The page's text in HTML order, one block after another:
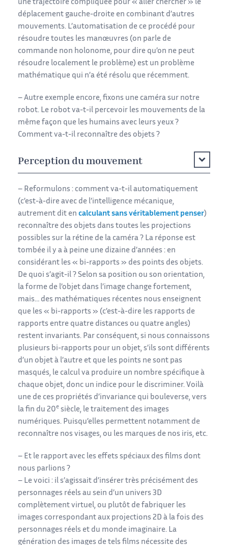
une trajectoire compliquée pour « aller chercher » le
déplacement gauche-droite en combinant d’autres
mouvements. L’automatisation de ce procédé pour
résoudre toutes les manœuvres (on parle de
commande non holonome, pour dire qu’on ne peut
résoudre localement le problème) est un problème
mathématique qui n’a été résolu que récemment.
– Autre exemple encore, fixons une caméra sur notre
robot. Le robot va-t-il percevoir les mouvements de la
même façon que les humains avec leurs yeux ?
Comment va-t-il reconnaître des objets ?
Perception du mouvement
– Reformulons : comment va-t-il automatiquement
(c’est-à-dire avec de l’intelligence mécanique,
autrement dit en calculant sans véritablement penser)
reconnaître des objets dans toutes les projections
possibles sur la rétine de la caméra ? La réponse est
tombée il y a à peine une dizaine d’années : en
considérant les « bi-rapports » des points des objets.
De quoi s’agit-il ? Selon sa position ou son orientation,
la forme de l’objet dans l’image change fortement,
mais… des mathématiques récentes nous enseignent
que les « bi-rapports » (c’est-à-dire les rapports de
rapports entre quatre distances ou quatre angles)
restent invariants. Par conséquent, si nous connaissons
plusieurs bi-rapports pour un objet, s’ils sont différents
d’un objet à l’autre et que les points ne sont pas
masqués, le calcul va produire un nombre spécifique à
chaque objet, donc un indice pour le discriminer. Voilà
une de ces propriétés d’invariance qui bouleverse, vers
la fin du 20e siècle, le traitement des images
numériques. Puisqu’elles permettent notamment de
reconnaître nos visages, ou les marques de nos iris, etc.
– Et le rapport avec les effets spéciaux des films dont
nous parlions ?
– Le voici : il s’agissait d’insérer très précisément des
personnages réels au sein d’un univers 3D
complètement virtuel, ou plutôt de fabriquer les
images correspondant aux projections 2D à la fois des
personnages réels et du monde imaginaire. La
génération des images de tels films nécessite des